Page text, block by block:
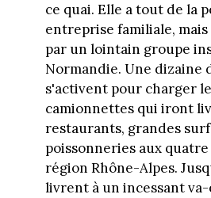
ce quai. Elle a tout de la
entreprise familiale,
par un lointain groupe
Normandie. Une dizaine
s'activent pour charger
camionnettes qui iront
restaurants, grandes
poissonneries aux
région Rhône-Alpes.
livrent à un incessant